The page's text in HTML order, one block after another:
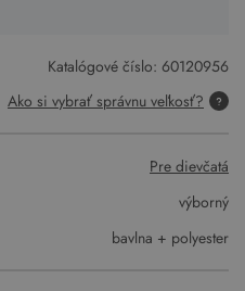
Katalógové číslo: 60120956
Ako si vybrať správnu veľkosť?
Pre dievčatá
výborný
bavlna + polyester